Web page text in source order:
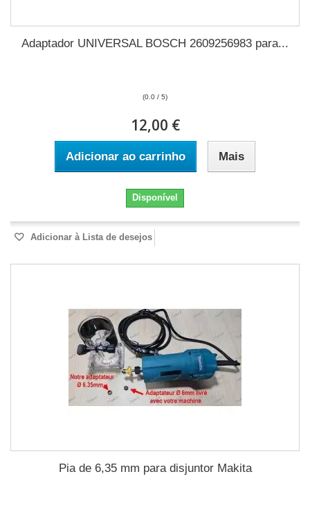
Adaptador UNIVERSAL BOSCH 2609256983 para...
(0.0 / 5)
12,00 €
Adicionar ao carrinho Mais
Disponível
Adicionar à Lista de desejos
Pia de 6,35 mm para disjuntor Makita